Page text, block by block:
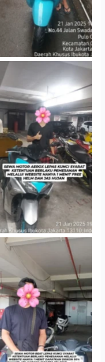
Cityplaza
Jatinegara Gedung
Parkir P6A
Cityplaza
Jatinegara Gedung
Parkir P6A